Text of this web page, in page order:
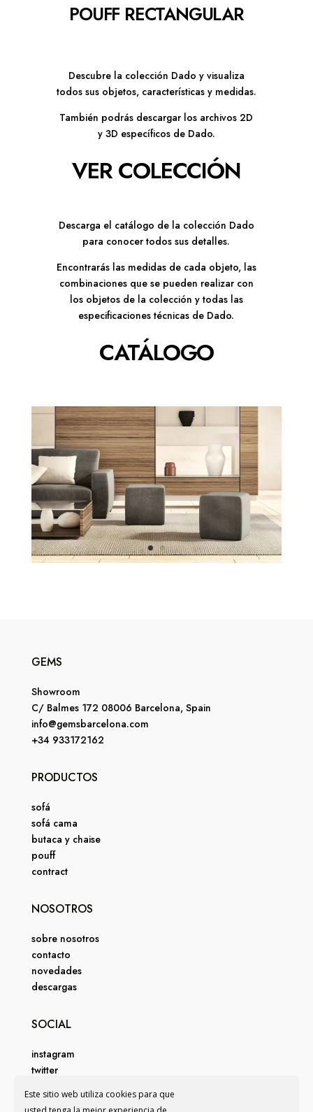
Este sitio web utiliza cookies para que
POUFF RECTANGULAR
Descubre la colección Dado y visualiza
todos sus objetos, características y medidas.
También podrás descargar los archivos 2D
y 3D específicos de Dado.
VER COLECCIÓN
Descarga el catálogo de la colección Dado
para conocer todos sus detalles.
Encontrarás las medidas de cada objeto, las
combinaciones que se pueden realizar con
los objetos de la colección y todas las
especificaciones técnicas de Dado.
CATÁLOGO
GEMS
Showroom
C/ Balmes 172 08006 Barcelona, Spain
info@gemsbarcelona.com
+34 933172162
PRODUCTOS
sofá
sofá cama
butaca y chaise
pouff
contract
NOSOTROS
sobre nosotros
contacto
novedades
descargas
SOCIAL
instagram
twitter
pinterest